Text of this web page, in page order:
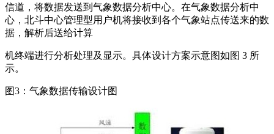
信道，将数据发送到气象数据分析中心。在气象数据分析中
心，北斗中心管理型用户机将接收到各个气象站点传送来的数
据，解析后送给计算
机终端进行分析处理及显示。具体设计方案示意图如图 3 所
示。
图3：气象数据传输设计图